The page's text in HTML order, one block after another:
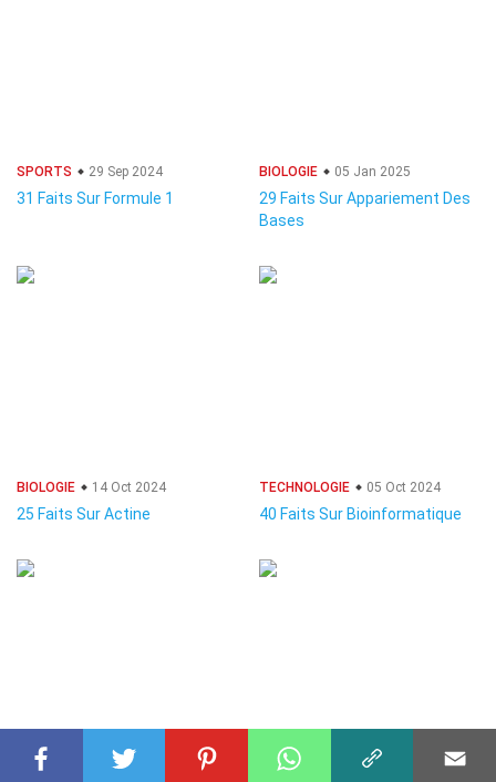
SPORTS 29 Sep 2024
31 Faits Sur Formule 1
BIOLOGIE 05 Jan 2025
29 Faits Sur Appariement Des
Bases
BIOLOGIE 14 Oct 2024
25 Faits Sur Actine
TECHNOLOGIE 05 Oct 2024
40 Faits Sur Bioinformatique